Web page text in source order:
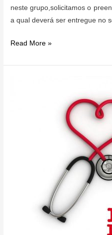
neste grupo,solicitamos o
a qual deverá ser entregue no
Vacinação
19
Read More »